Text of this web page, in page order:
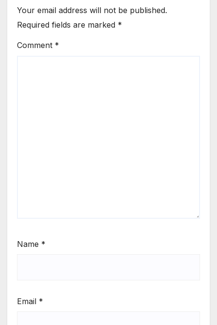
Your email address will not be published.
Required fields are marked *
Comment *
Name *
Email *